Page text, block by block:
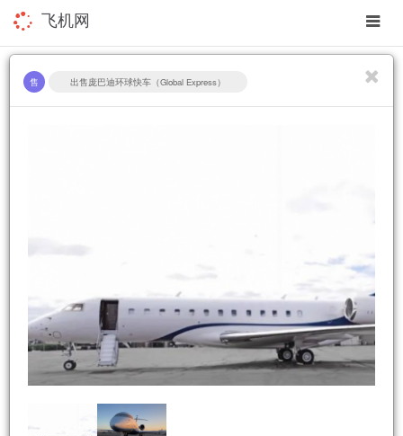
app
飞机网
售 出售庞巴迪环球快车（Global Express）